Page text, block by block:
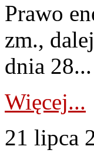
Prawo
zm.,
dnia 28...
Więcej...
21 lipca